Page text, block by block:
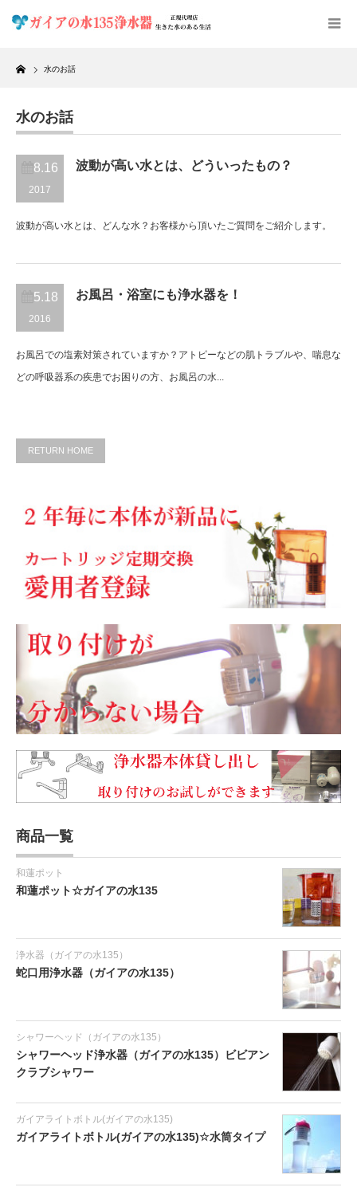
Home
水のお話
水のお話
8.16
2017
波動が高い水とは、どういったもの？
波動が高い水とは、どんな水？お客様から頂いたご質問をご紹介します。
5.18
2016
お風呂・浴室にも浄水器を！
お風呂での塩素対策されていますか？アトピーなどの肌トラブルや、喘息な
どの呼吸器系の疾患でお困りの方、お風呂の水...
RETURN HOME
商品一覧
和蓮ポット
和蓮ポット☆ガイアの水135
浄水器（ガイアの水135）
蛇口用浄水器（ガイアの水135）
シャワーヘッド（ガイアの水135）
シャワーヘッド浄水器（ガイアの水135）ビビアン
クラブシャワー
ガイアライトボトル(ガイアの水135)
ガイアライトボトル(ガイアの水135)☆水筒タイプ